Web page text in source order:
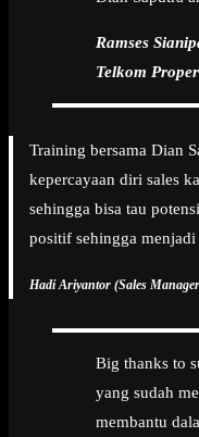
Ramses
Telkom
Training bersama Dian
kepercayaan diri sales
sehingga bisa tau
positif sehingga menjadi
Hadi Ariyantor (Sales
Big thanks to
yang sudah
membantu